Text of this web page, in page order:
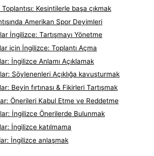
Kesintilerle başa çıkmak
Amerikan Spor Deyimleri
İngilizce: Tartışmayı Yönetme
için İngilizce: Toplantı Açma
İngilizce Anlamı Açıklamak
Söylenenleri Açıklığa kavuşturmak
Beyin fırtınası & Fikirleri Tartışmak
Önerileri Kabul Etme ve Reddetme
İngilizce Önerilerde Bulunmak
İngilizce katılmama
İngilizce anlaşmak